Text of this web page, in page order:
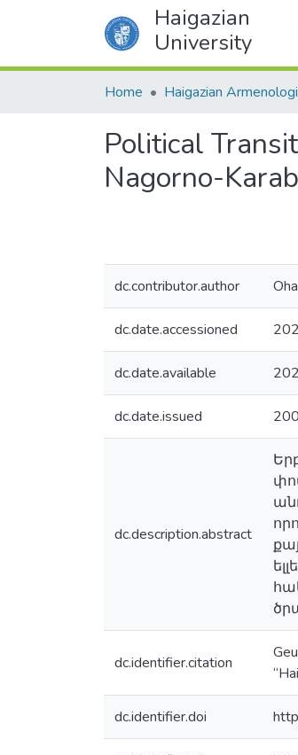
Haigazian
University
Home
Political
Nagorno-
dc.contributor.author
dc.date.accessioned
dc.date.available
dc.date.issued
dc.description.abstract
dc.identifier.citation
dc.identifier.doi